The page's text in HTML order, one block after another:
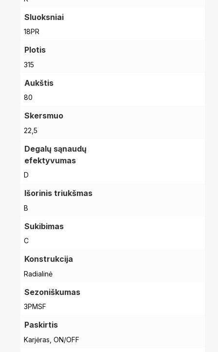
Sluoksniai
18PR
Plotis
315
Aukštis
80
Skersmuo
22,5
Degalų sąnaudų
efektyvumas
D
Išorinis triukšmas
B
Sukibimas
C
Konstrukcija
Radialinė
Sezoniškumas
3PMSF
Paskirtis
Karjėras, ON/OFF